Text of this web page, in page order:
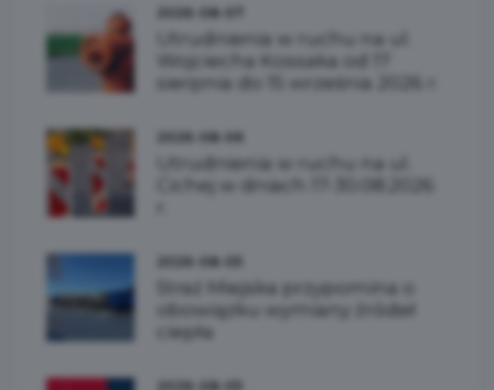
Utrudnienia w ruchu na ul.
Wojciecha Kossaka od 17
sierpnia do 15 września 2026 r.
Utrudnienia w ruchu na ul.
Cichej w dniach 17-30.08.2026
Straż Miejska przypomina o
obowiązku wymiany źródeł
ciepła